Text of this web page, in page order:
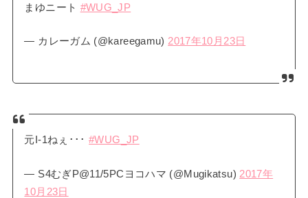
まゆニート #WUG_JP
— カレーガム (@kareegamu)2017年10月23日
元I-1ねぇ･･･#WUG_JP
— S4むぎP@11/5PCヨコハマ (@Mugikatsu) 2017年
10月23日